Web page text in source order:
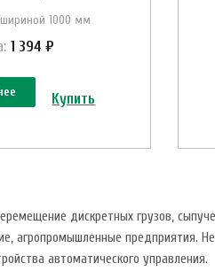
1000 мм
1 394 ₽
Купить
дискретных грузов,
агропромышленные предприятия.
автоматического управления.